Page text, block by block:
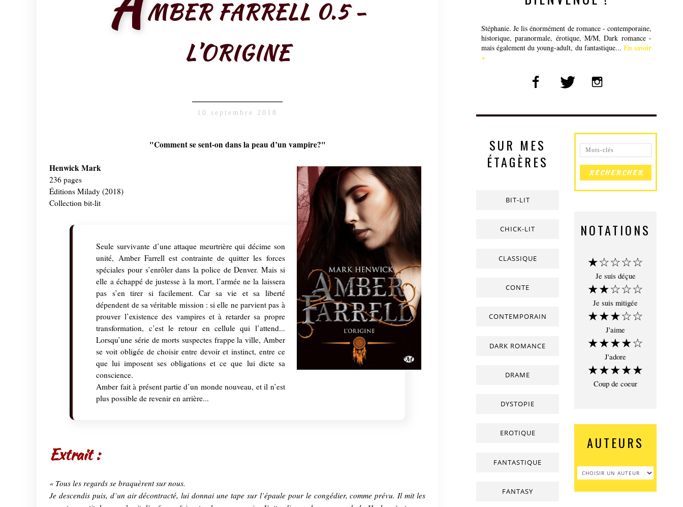
MBER FARRELL 0.5 -
L’ORIGINE
10 septembre 2018
"Comment se sent-on dans la peau d’un vampire?"
Henwick Mark
236 pages
Éditions Milady (2018)
Collection bit-lit
Seule survivante d’une attaque meurtrière qui décime son
unité, Amber Farrell est contrainte de quitter les forces
spéciales pour s’enrôler dans la police de Denver. Mais si
elle a échappé de justesse à la mort, l’armée ne la laissera
pas s’en tirer si facilement. Car sa vie et sa liberté
dépendent de sa véritable mission : si elle ne parvient pas à
prouver l’existence des vampires et à retarder sa propre
transformation, c’est le retour en cellule qui l’attend...
Lorsqu’une série de morts suspectes frappe la ville, Amber
se voit obligée de choisir entre devoir et instinct, entre ce
que lui imposent ses obligations et ce que lui dicte sa
conscience.
Amber fait à présent partie d’un monde nouveau, et il n’est
plus possible de revenir en arrière...
Extrait :
« Tous les regards se braquèrent sur nous.
Je descendis puis, d’un air décontracté, lui donnai une tape sur l’épaule pour le congédier, comme prévu. Il mit les
Stéphanie. Je lis énormément de romance - contemporaine,
historique, paranormale, érotique, M/M, Dark romance -
mais également du young-adult, du fantastique... En savoir
+
SUR MES
ÉTAGÈRES
BIT-LIT
CHICK-LIT
CLASSIQUE
CONTE
CONTEMPORAIN
DARK ROMANCE
DRAME
DYSTOPIE
EROTIQUE
FANTASTIQUE
FANTASY
NOTATIONS
★☆☆☆☆
Je suis déçue
★★☆☆☆
Je suis mitigée
★★★☆☆
J'aime
★★★★☆
J'adore
★★★★★
Coup de coeur
AUTEURS